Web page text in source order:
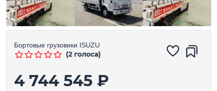
Бортовые грузовики ISUZU
(2 голоса)
4 744 545 ₽